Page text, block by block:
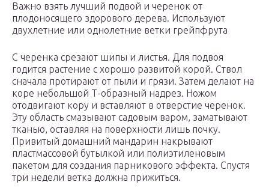
Важно взять лучший подвой и черенок от
плодоносящего здорового дерева. Используют
двухлетние или однолетние ветки грейпфрута
С черенка срезают шипы и листья. Для подвоя
годится растение с хорошо развитой корой. Ствол
сначала протирают от пыли и грязи. Затем делают на
коре небольшой Т-образный надрез. Ножом
отодвигают кору и вставляют в отверстие черенок.
Эту область смазывают садовым варом, заматывают
тканью, оставляя на поверхности лишь почку.
Привитый домашний мандарин накрывают
пластмассовой бутылкой или полиэтиленовым
пакетом для создания парникового эффекта. Спустя
три недели ветка должна прижиться.